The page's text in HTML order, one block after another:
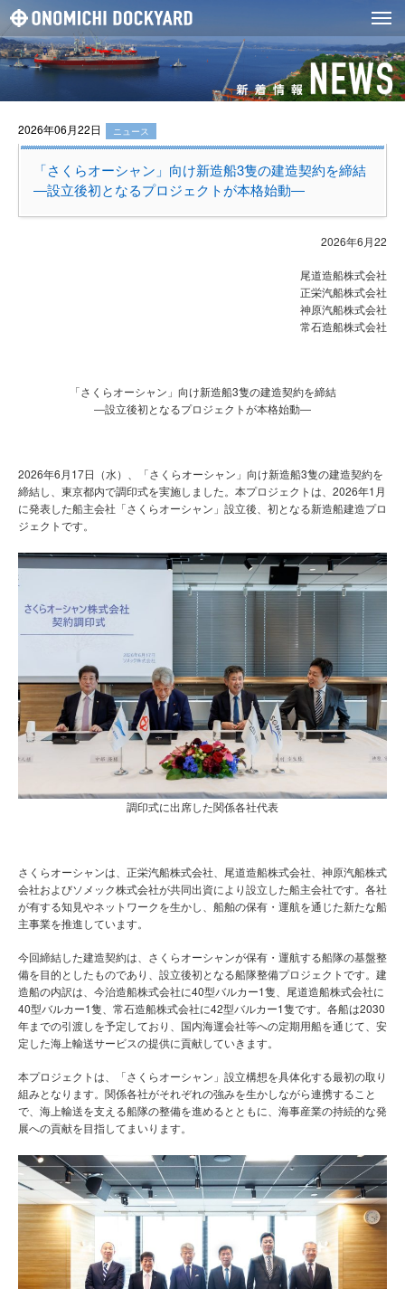
2026年06月22日 ニュース
「さくらオーシャン」向け新造船3隻の建造契約を締結
―設立後初となるプロジェクトが本格始動―
2026年6月22
尾道造船株式会社
正栄汽船株式会社
神原汽船株式会社
常石造船株式会社
「さくらオーシャン」向け新造船3隻の建造契約を締結
―設立後初となるプロジェクトが本格始動―
2026年6月17日（水）、「さくらオーシャン」向け新造船3隻の建造契約を
締結し、東京都内で調印式を実施しました。本プロジェクトは、2026年1月
に発表した船主会社「さくらオーシャン」設立後、初となる新造船建造プロ
ジェクトです。
調印式に出席した関係各社代表
さくらオーシャンは、正栄汽船株式会社、尾道造船株式会社、神原汽船株式
会社およびソメック株式会社が共同出資により設立した船主会社です。各社
が有する知見やネットワークを生かし、船舶の保有・運航を通じた新たな船
主事業を推進しています。
今回締結した建造契約は、さくらオーシャンが保有・運航する船隊の基盤整
備を目的としたものであり、設立後初となる船隊整備プロジェクトです。建
造船の内訳は、今治造船株式会社に40型バルカー1隻、尾道造船株式会社に
40型バルカー1隻、常石造船株式会社に42型バルカー1隻です。各船は2030
年までの引渡しを予定しており、国内海運会社等への定期用船を通じて、安
定した海上輸送サービスの提供に貢献していきます。
本プロジェクトは、「さくらオーシャン」設立構想を具体化する最初の取り
組みとなります。関係各社がそれぞれの強みを生かしながら連携すること
で、海上輸送を支える船隊の整備を進めるとともに、海事産業の持続的な発
展への貢献を目指してまいります。